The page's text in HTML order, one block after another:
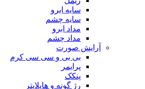
سایه ابرو
سایه چشم
مداد ابرو
مداد چشم
آرایش صورت
بی بی و سی سی کرم
پرایمر
پنکک
رژ گونه و هایلایتر